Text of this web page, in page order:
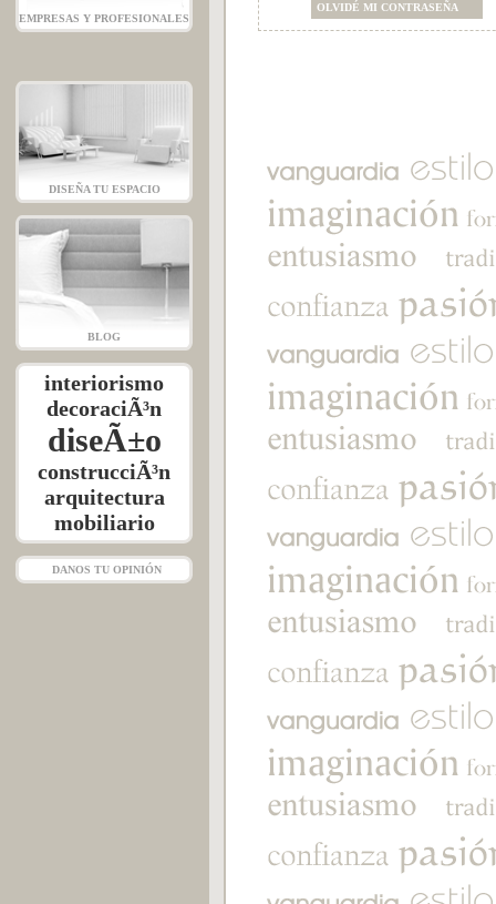
EMPRESAS Y PROFESIONALES
DISEÑA TU ESPACIO
BLOG
interiorismo
decoraciÃ³n
diseÃ±o
construcciÃ³n
arquitectura
mobiliario
DANOS TU OPINIÓN
OLVIDÉ MI CONTRASEÑA